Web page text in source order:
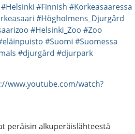
#Helsinki #Finnish #Korkeasaaressa
#Högholmens_Djurgård
#Helsinki_Zoo #Zoo
#Suomi #Suomessa
#djurgård #djurpark
www.youtube.com/watch?
peräisin alkuperäislähteestä